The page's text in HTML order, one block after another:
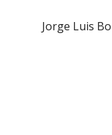
Jorge Luis